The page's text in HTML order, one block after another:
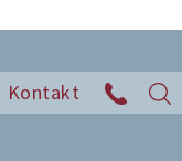
Kontakt